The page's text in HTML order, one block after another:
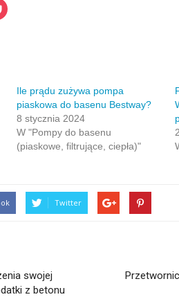
Click
to
Ile prądu zużywa pompa
piaskowa do basenu Bestway?
8 stycznia 2024
W "Pompy do basenu
(piaskowe, filtrujące, ciepła)"
Twitter
swojej
z betonu